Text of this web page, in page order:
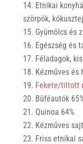
Etnikai
szörpök,
Gyümölcs és
Egészség és
Féladagok,
Kézműves és
Fekete/tiltott
Büféautók
Quinoa 64%
Kézműves
Friss etnikai